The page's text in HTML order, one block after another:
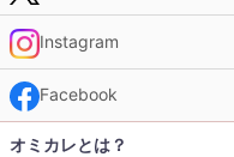
Instagram
Facebook
オミカレとは？